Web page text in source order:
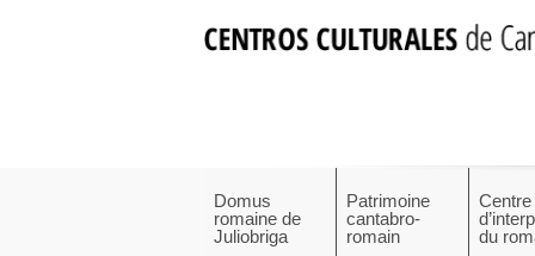
Domus
romaine de
Juliobriga
Patrimoine
cantabro-
romain
Centre
du